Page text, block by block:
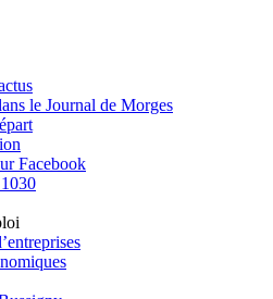
le Journal de Morges
Facebook